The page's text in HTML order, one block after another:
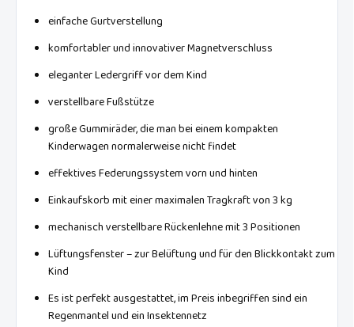
einfache Gurtverstellung
komfortabler und innovativer Magnetverschluss
eleganter Ledergriff vor dem Kind
verstellbare Fußstütze
große Gummiräder, die man bei einem kompakten
Kinderwagen normalerweise nicht findet
effektives Federungssystem vorn und hinten
Einkaufskorb mit einer maximalen Tragkraft von 3 kg
mechanisch verstellbare Rückenlehne mit 3 Positionen
Lüftungsfenster – zur Belüftung und für den Blickkontakt zum
Kind
Es ist perfekt ausgestattet, im Preis inbegriffen sind ein
Regenmantel und ein Insektennetz